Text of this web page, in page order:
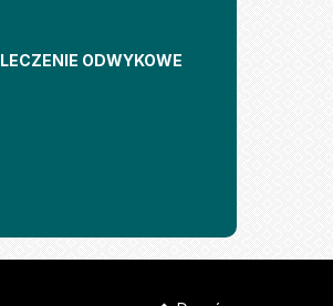
LECZENIE ODWYKOWE